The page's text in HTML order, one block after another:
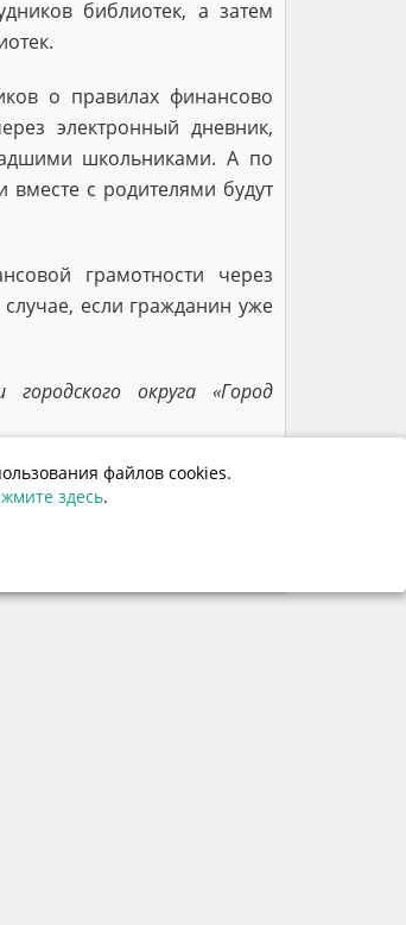
библиотек, а затем
о правилах финансово
электронный дневник,
школьниками. А по
с родителями будут
грамотности через
если гражданин уже
округа «Город
файлов cookies.
здесь.